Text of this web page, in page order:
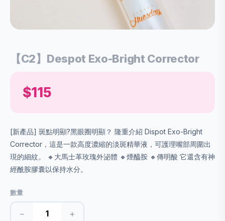
【C2】Despot Exo-Bright Corrector
$115
[新產品] 斑點明顯?黑眼圈明顯？ 隆重介紹 Dispot Exo-Bright
Corrector，這是一款高度濃縮的淡斑精華液，可護理嘴部周圍出
現的細紋。 🔸大馬士革玫瑰外泌體 🔸煙醯胺 🔸傳明酸 它還含有神
經酰胺膠囊以保持水分。
數量
− +